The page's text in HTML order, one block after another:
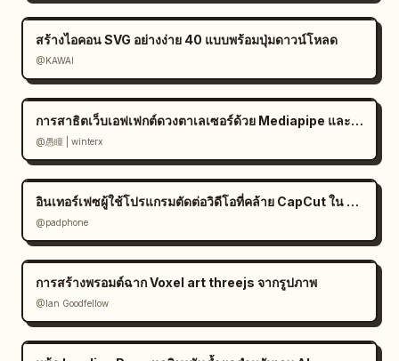
สร้างไอคอน SVG อย่างง่าย 40 แบบพร้อมปุ่มดาวน์โหลด
@KAWAI
การสาธิตเว็บเอฟเฟกต์ดวงตาเลเซอร์ด้วย Mediapipe และ Three.js
@愚瞳 | winterx
อินเทอร์เฟซผู้ใช้โปรแกรมตัดต่อวิดีโอที่คล้าย CapCut ใน Gemini
@padphone
การสร้างพรอมต์ฉาก Voxel art threejs จากรูปภาพ
@Ian Goodfellow